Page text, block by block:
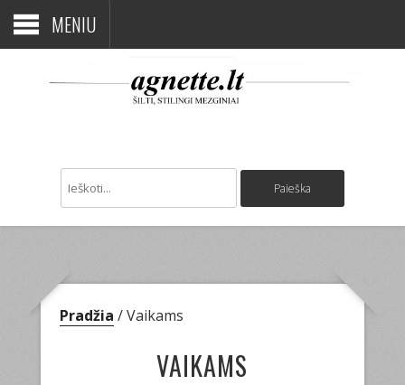
MENIU
Pradžia / Vaikams
VAIKAMS